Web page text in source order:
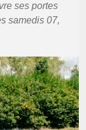
ses portes
samedis 07,